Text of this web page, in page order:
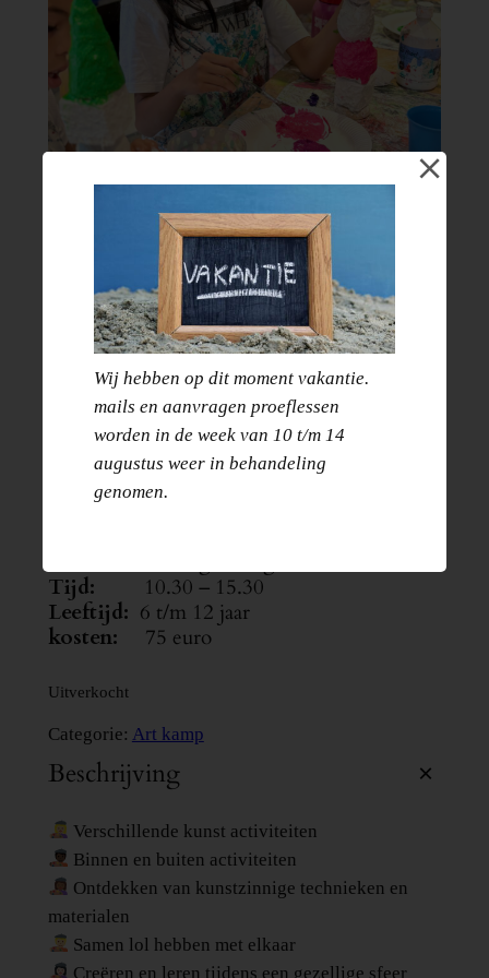
Zomer art kamp |
dinsdag 11 augustus
75.00
Tijd: 10.30 – 15.30
Leeftijd: 6 t/m 12 jaar
kosten:
75 euro
Uitverkocht
Categorie: Art kamp
Beschrijving
Verschillende kunst activiteiten
Binnen en buiten activiteiten
Ontdekken van kunstzinnige technieken en
materialen
Samen lol hebben met elkaar
Creëren en leren tijdens een gezellige sfeer
Wij hebben op dit moment vakantie.
mails en aanvragen proeflessen
worden in de week van 10 t/m 14
augustus weer in behandeling
genomen.